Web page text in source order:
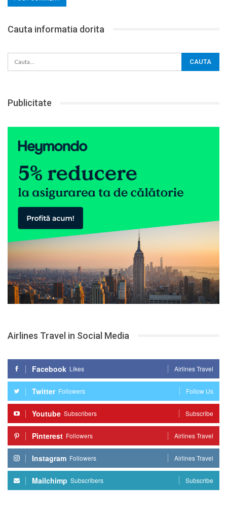
Cauta informatia dorita
Publicitate
Airlines Travel in Social Media
Facebook Likes Airlines Travel
Twitter Followers Follow Us
Youtube Subscribers Subscribe
Pinterest Followers Airlines Travel
Instagram Followers Airlines Travel
Mailchimp Subscribers Subscribe